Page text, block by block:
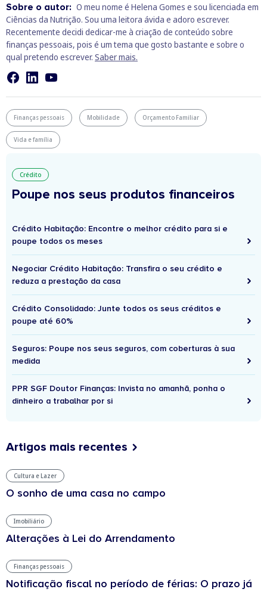
Sobre o autor: O meu nome é Helena Gomes e sou licenciada em
Ciências da Nutrição. Sou uma leitora ávida e adoro escrever.
Recentemente decidi dedicar-me à criação de conteúdo sobre
finanças pessoais, pois é um tema que gosto bastante e sobre o
qual pretendo escrever. Saber mais.
Finanças pessoais Mobilidade Orçamento Familiar
Vida e família
Crédito
Poupe nos seus produtos financeiros
Crédito Habitação: Encontre o melhor crédito para si e
poupe todos os meses
Negociar Crédito Habitação: Transfira o seu crédito e
reduza a prestação da casa
Crédito Consolidado: Junte todos os seus créditos e
poupe até 60%
Seguros: Poupe nos seus seguros, com coberturas à sua
medida
PPR SGF Doutor Finanças: Invista no amanhã, ponha o
dinheiro a trabalhar por si
Artigos mais recentes
Cultura e Lazer
O sonho de uma casa no campo
Imobiliário
Alterações à Lei do Arrendamento
Finanças pessoais
Notificação fiscal no período de férias: O prazo já